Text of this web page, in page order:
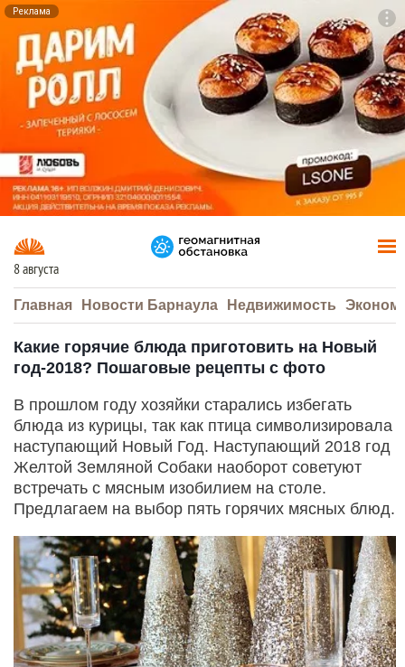
Реклама
8 августа
Главная Новости Барнаула Недвижимость
Какие горячие блюда приготовить на Новый
год-2018? Пошаговые рецепты с фото
В прошлом году хозяйки старались избегать
блюда из курицы, так как птица символизировала
наступающий Новый Год. Наступающий 2018 год
Желтой Земляной Собаки наоборот советуют
встречать с мясным изобилием на столе.
Предлагаем на выбор пять горячих мясных блюд.